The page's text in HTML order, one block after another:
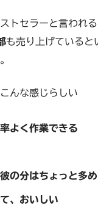
トセラーと言われる
も売り上げていると
んな感じらしい
よく作業できる
の分はちょっと多め
、おいしい